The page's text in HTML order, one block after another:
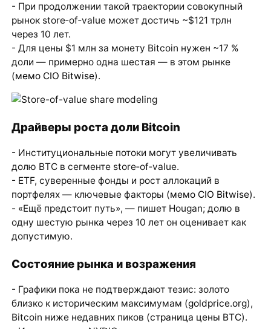
- При продолжении такой траектории совокупный
рынок store‑of‑value может достичь ~$121 трлн
через 10 лет.
- Для цены $1 млн за монету Bitcoin нужен ~17 %
доли — примерно одна шестая — в этом рынке
(мемо CIO Bitwise).
Драйверы роста доли Bitcoin
- Институциональные потоки могут увеличивать
долю BTC в сегменте store‑of‑value.
- ETF, суверенные фонды и рост аллокаций в
портфелях — ключевые факторы (мемо CIO Bitwise).
- «Ещё предстоит путь», — пишет Hougan; долю в
одну шестую рынка через 10 лет он оценивает как
допустимую.
Состояние рынка и возражения
- Графики пока не подтверждают тезис: золото
близко к историческим максимумам (goldprice.org),
Bitcoin ниже недавних пиков (страница цены BTC).